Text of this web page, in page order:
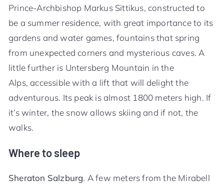
Prince-Archbishop Markus Sittikus, constructed to
be a summer residence, with great importance to its
gardens and water games, fountains that spring
from unexpected corners and mysterious caves. A
little further is Untersberg Mountain in the
Alps, accessible with a lift that will delight the
adventurous. Its peak is almost 1800 meters high. If
it’s winter, the snow allows skiing and if not, the
walks.
Where to sleep
Sheraton Salzburg. A few meters from the Mirabell